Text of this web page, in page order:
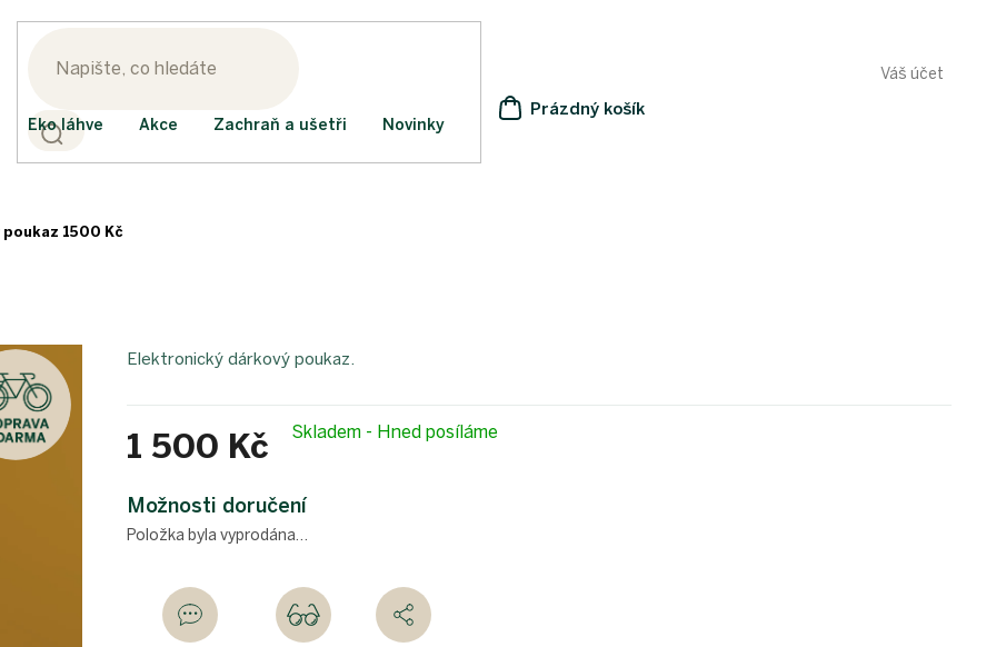
Váš účet
NÁKUPNÍ
Prázdný košík
Eko láhve Akce Zachraň a ušetři Novinky
poukaz 1500 Kč
1 500 Kč
cena:
Skladem - Hned posíláme
Možnosti doručení
Položka byla vyprodána…
Elektronický dárkový poukaz.